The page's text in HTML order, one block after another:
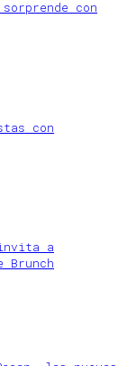
con
con
a
Brunch